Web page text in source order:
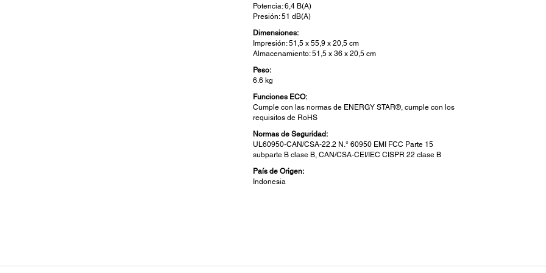
Potencia: 6,4 B(A)
Presión: 51 dB(A)
Dimensiones:
Impresión: 51,5 x 55,9 x 20,5 cm
Almacenamiento: 51,5 x 36 x 20,5 cm
Peso:
6.6 kg
Funciones ECO:
Cumple con las normas de ENERGY STAR®, cumple con los
requisitos de RoHS
Normas de Seguridad:
UL60950-CAN/CSA-22.2 N.° 60950 EMI FCC Parte 15
subparte B clase B, CAN/CSA-CEI/IEC CISPR 22 clase B
País de Origen:
Indonesia